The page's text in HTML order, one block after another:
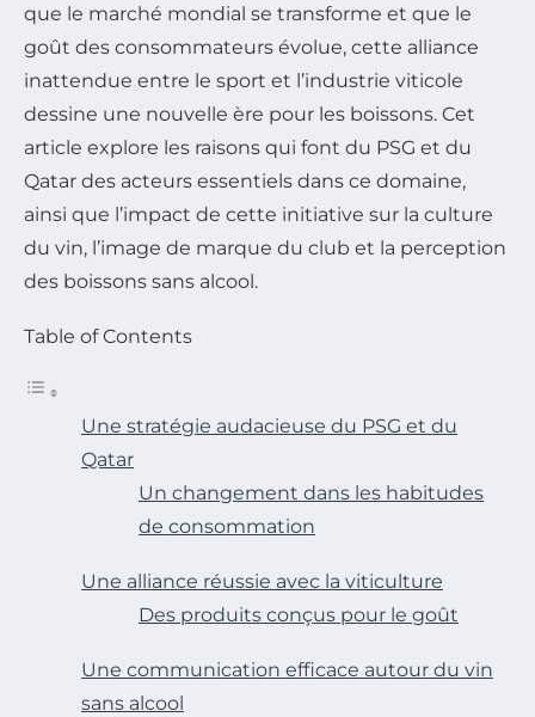
que le marché mondial se transforme et que le
goût des consommateurs évolue, cette alliance
inattendue entre le sport et l’industrie viticole
dessine une nouvelle ère pour les boissons. Cet
article explore les raisons qui font du PSG et du
Qatar des acteurs essentiels dans ce domaine,
ainsi que l’impact de cette initiative sur la culture
du vin, l’image de marque du club et la perception
des boissons sans alcool.
Table of Contents
Une stratégie audacieuse du PSG et du
Qatar
Un changement dans les habitudes
de consommation
Une alliance réussie avec la viticulture
Des produits conçus pour le goût
Une communication efficace autour du vin
sans alcool